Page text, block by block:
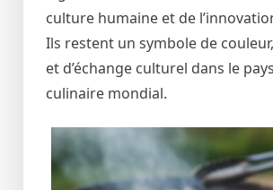
culture humaine et de
Ils restent un symbole de
et d’échange culturel dans le
culinaire mondial.